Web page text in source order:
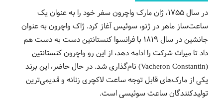
در سال 1755، ژان مارک واچرون سفر خود را به عنوان یک
ساعت‌ساز ماهر در ژنو، سوئیس آغاز کرد. ژاک واچرون به عنوان
جانشین در سال 1819 با فرانسوا کنستانتین دست به دست هم
داد تا میراث شرکت را ادامه دهد، از این رو واچرون کنستانتین
(Vacheron Constantin) نام‌گذاری شد. در حال حاضر، این برند
یکی از مارک‌های قابل توجه ساعت لاکچری زنانه و قدیمی‌ترین
تولیدکنندگان ساعت سوئیسی است.